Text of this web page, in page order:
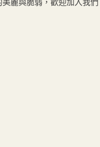
麗與脆弱，歡迎加入我